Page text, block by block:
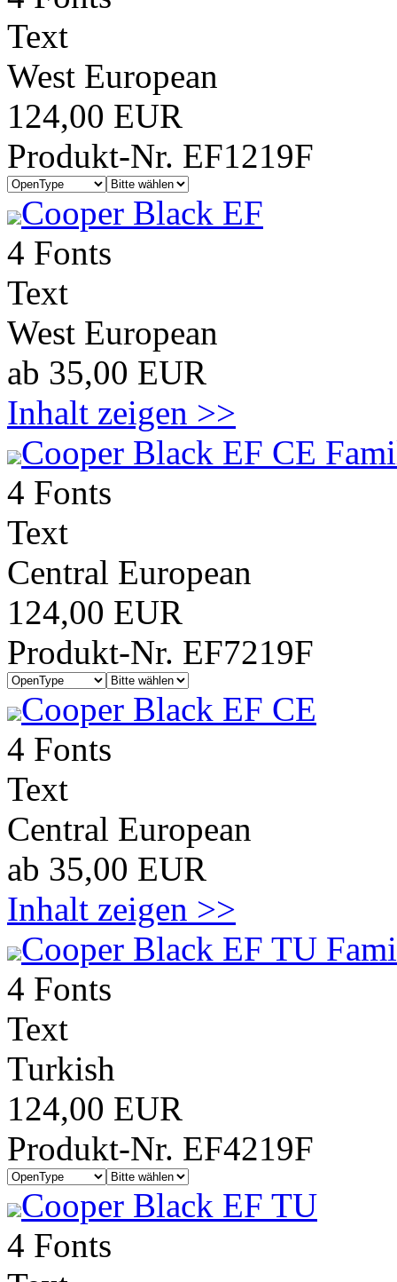
Text
West European
124,00 EUR
Produkt-Nr. EF1219F
Cooper Black EF
4 Fonts
Text
West European
ab 35,00 EUR
Inhalt zeigen >>
Cooper Black EF CE
4 Fonts
Text
Central European
124,00 EUR
Produkt-Nr. EF7219F
Cooper Black EF CE
4 Fonts
Text
Central European
ab 35,00 EUR
Inhalt zeigen >>
Cooper Black EF TU
4 Fonts
Text
Turkish
124,00 EUR
Produkt-Nr. EF4219F
Cooper Black EF TU
4 Fonts